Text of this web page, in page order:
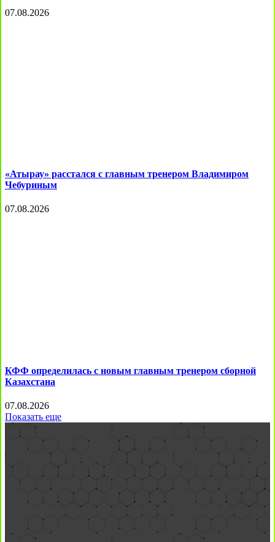
07.08.2026
«Атырау» расстался с главным тренером Владимиром
Чебуриным
07.08.2026
КФФ определилась с новым главным тренером сборной
Казахстана
07.08.2026
Показать еще